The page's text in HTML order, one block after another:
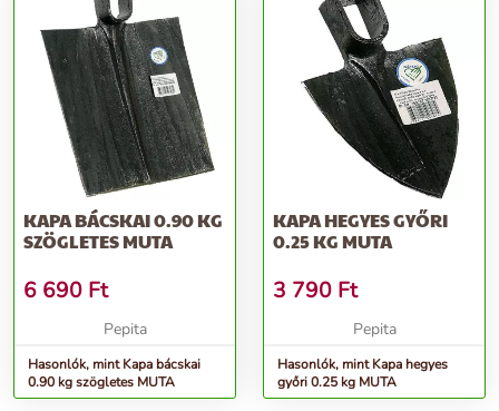
KAPA BÁCSKAI 0.90 KG
SZÖGLETES MUTA
6 690 Ft
Pepita
Hasonlók, mint Kapa bácskai
0.90 kg szögletes MUTA
KAPA HEGYES GYŐRI
0.25 KG MUTA
3 790 Ft
Pepita
Hasonlók, mint Kapa hegyes
győri 0.25 kg MUTA